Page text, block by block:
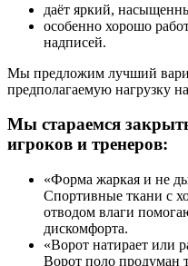
даёт яркий,
особенно хорошо
надписей.
Мы предложим лучший
предполагаемую нагрузку
Мы стараемся
игроков и тренеров:
«Форма жаркая и не
Спортивные ткани с
отводом влаги
дискомфорта.
«Ворот натирает или
Ворот поло продуман